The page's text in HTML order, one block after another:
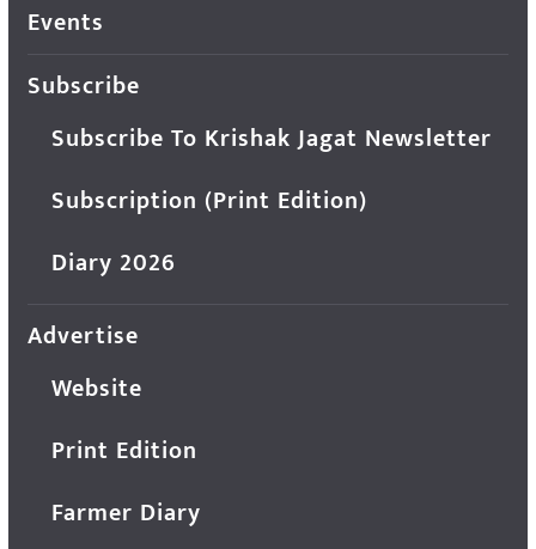
Events
Subscribe
Subscribe To Krishak Jagat Newsletter
Subscription (Print Edition)
Diary 2026
Advertise
Website
Print Edition
Farmer Diary